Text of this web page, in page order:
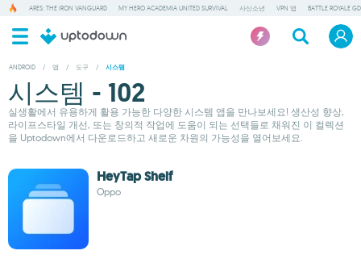
ARES: THE IRON VANGUARD MY HERO ACADEMIA UNITED SURVIVAL 사신소년 VPN 앱 BATTLE ROYALE GD
ANDROID / 앱 / 도구 / 시스템
시스템 - 102
실생활에서 유용하게 활용 가능한 다양한 시스템 앱을 만나보세요! 생산성 향상,
라이프스타일 개선, 또는 창의적 작업에 도움이 되는 선택들로 채워진 이 컬렉션
을 Uptodown에서 다운로드하고 새로운 차원의 가능성을 열어보세요.
HeyTap Shelf
Oppo